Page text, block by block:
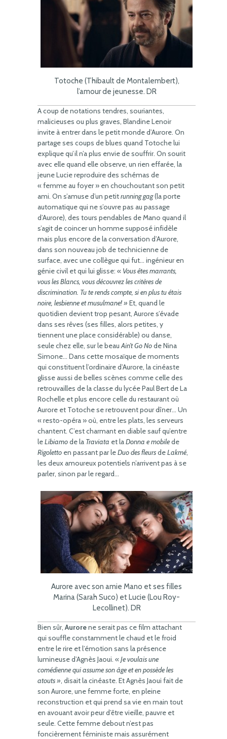
Totoche (Thibault de Montalembert),
l’amour de jeunesse. DR
A coup de notations tendres, souriantes,
malicieuses ou plus graves, Blandine Lenoir
invite à entrer dans le petit monde d’Aurore. On
partage ses coups de blues quand Totoche lui
explique qu’il n’a plus envie de souffrir. On sourit
avec elle quand elle observe, un rien effarée, la
jeune Lucie reproduire des schémas de
« femme au foyer » en chouchoutant son petit
ami. On s’amuse d’un petitrunning gag(la porte
automatique qui ne s’ouvre pas au passage
d’Aurore), des tours pendables de Mano quand il
s’agit de coincer un homme supposé infidèle
mais plus encore de la conversation d’Aurore,
dans son nouveau job de technicienne de
surface, avec une collègue qui fut… ingénieur en
génie civil et qui lui glisse: « Vous êtes marrants,
vous les Blancs, vous découvrez les critères de
discrimination. Tu te rends compte, si en plus tu étais
noire, lesbienne et musulmane! » Et, quand le
quotidien devient trop pesant, Aurore s’évade
dans ses rêves (ses filles, alors petites, y
tiennent une place considérable) ou danse,
seule chez elle, sur le beauAin’t Go Node Nina
Simone… Dans cette mosaïque de moments
qui constituent l’ordinaire d’Aurore, la cinéaste
glisse aussi de belles scènes comme celle des
retrouvailles de la classe du lycée Paul Bert de La
Rochelle et plus encore celle du restaurant où
Aurore et Totoche se retrouvent pour dîner… Un
« resto-opéra » où, entre les plats, les serveurs
chantent. C’est charmant en diable sauf qu’entre
leLibiamode la Traviata et laDonna e mobilede
Rigoletto en passant par leDuo des fleursdeLakmé,
les deux amoureux potentiels n’arrivent pas à se
parler, sinon par le regard…
Aurore avec son amie Mano et ses filles
Marina (Sarah Suco) et Lucie (Lou Roy-
Lecollinet). DR
Bien sûr, Aurorene serait pas ce film attachant
qui souffle constamment le chaud et le froid
entre le rire et l’émotion sans la présence
lumineuse d’Agnès Jaoui. «Je voulais une
comédienne qui assume son âge et en possède les
atouts », disait la cinéaste. Et Agnès Jaoui fait de
son Aurore, une femme forte, en pleine
reconstruction et qui prend sa vie en main tout
en avouant avoir peur d’être vieille, pauvre et
seule. Cette femme debout n’est pas
foncièrement féministe mais assurément